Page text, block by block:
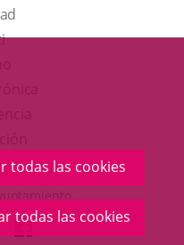
todas las cookies
todas las cookies
en
una
ventana
nueva.
aplicación
externa.
ENLACE